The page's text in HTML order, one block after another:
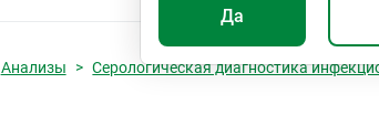
Да
Анализы Серологическая диагностика